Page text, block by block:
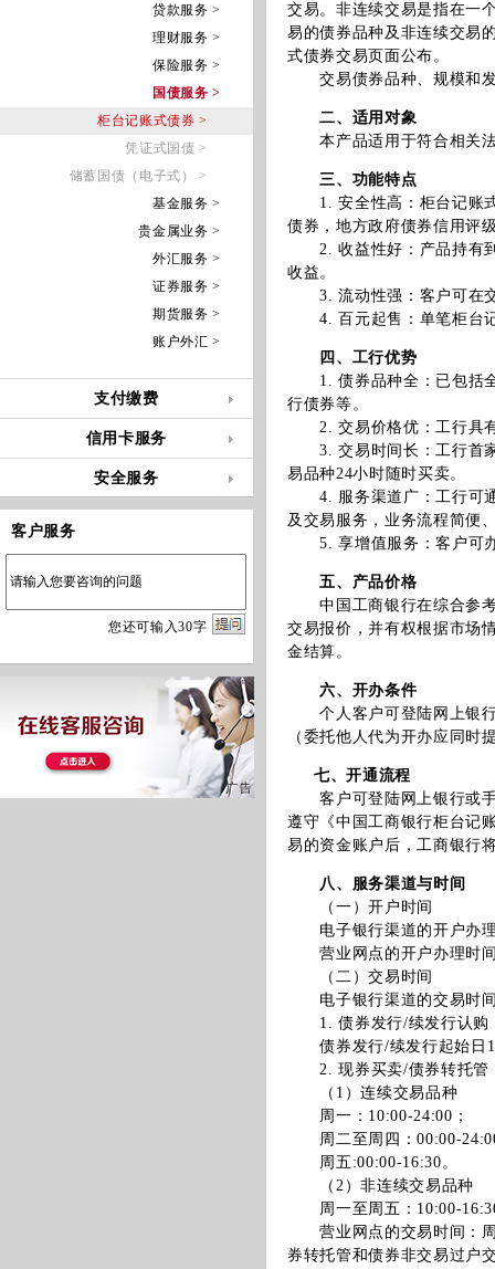
贷款服务 >
理财服务 >
保险服务 >
国债服务 >
柜台记账式债券 >
凭证式国债 >
储蓄国债（电子式） >
基金服务 >
贵金属业务 >
外汇服务 >
证券服务 >
期货服务 >
账户外汇 >
支付缴费
信用卡服务
安全服务
客户服务
您还可输入30字
交易。非连续交易是指在一
易的债券品种及非连续交易
式债券交易页面公布。
交易债券品种、规模和发
二、适用对象
本产品适用于符合相关法
三、功能特点
1. 安全性高：柜台记账式
债券，地方政府债券信用评
2. 收益性好：产品持有到
收益。
3. 流动性强：客户可在交
4. 百元起售：单笔柜台记
四、工行优势
1. 债券品种全：已包括全
行债券等。
2. 交易价格优：工行具有
3. 交易时间长：工行首家
易品种24小时随时买卖。
4. 服务渠道广：工行可通
及交易服务，业务流程简便
5. 享增值服务：客户可办
五、产品价格
中国工商银行在综合参考
交易报价，并有权根据市场
金结算。
六、开办条件
个人客户可登陆网上银行
（委托他人代为开办应同时
七、开通流程
客户可登陆网上银行或手
遵守《中国工商银行柜台记
易的资金账户后，工商银行
八、服务渠道与时间
（一）开户时间
电子银行渠道的开户办理
营业网点的开户办理时间
（二）交易时间
电子银行渠道的交易时间
1. 债券发行/续发行认购
债券发行/续发行起始日
2. 现券买卖/债券转托管
（1）连续交易品种
周一：10:00-24:00；
周二至周四：00:00-
周五:00:00-16:30。
（2）非连续交易品种
周一至周五：10:00-
营业网点的交易时间：周
券转托管和债券非交易过户